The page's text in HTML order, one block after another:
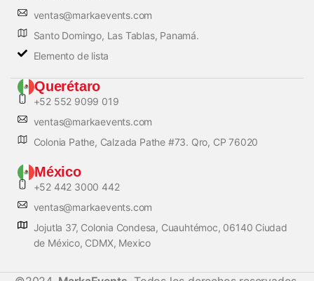
ventas@markaevents.com
Santo Domingo, Las Tablas, Panamá.
Elemento de lista
Querétaro
+52 552 9099 019
ventas@markaevents.com
Colonia Pathe, Calzada Pathe #73. Qro, CP 76020
México
+52 442 3000 442
ventas@markaevents.com
Jojutla 37, Colonia Condesa, Cuauhtémoc, 06140 Ciudad
de México, CDMX, Mexico